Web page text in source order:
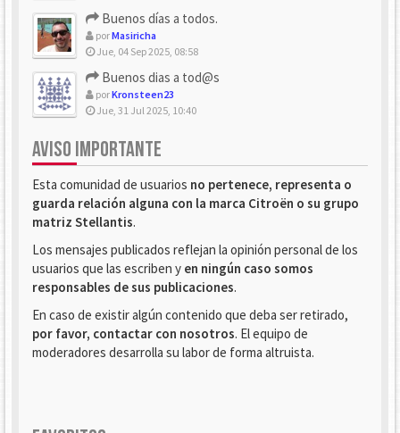
Buenos días a todos.
porMasiricha
Jue, 04 Sep 2025, 08:58
Buenos dias a tod@s
porKronsteen23
Jue, 31 Jul 2025, 10:40
AVISO IMPORTANTE
Esta comunidad de usuarios no pertenece, representa o
guarda relación alguna con la marca Citroën o su grupo
matriz Stellantis.
Los mensajes publicados reflejan la opinión personal de los
usuarios que las escriben y en ningún caso somos
responsables de sus publicaciones.
En caso de existir algún contenido que deba ser retirado,
por favor, contactar con nosotros. El equipo de
moderadores desarrolla su labor de forma altruista.